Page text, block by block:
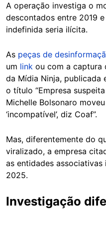
A operação investiga o
descontados entre 2019
indefinida seria ilícita.
As peças de
um link ou com a captura
da Mídia Ninja, publicada
o título “Empresa
Michelle Bolsonaro
‘incompatível’, diz Coaf”.
Mas, diferentemente do
viralizado, a empresa
as entidades
2025.
Investigação